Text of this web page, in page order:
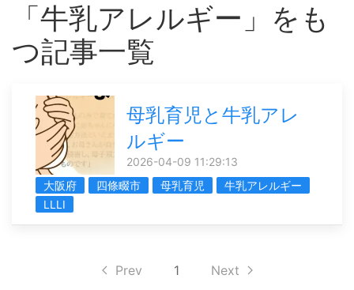
「牛乳アレルギー」をも
つ記事一覧
母乳育児と牛乳アレ
ルギー
2026-04-09 11:29:13
大阪府
四條畷市 母乳育児
牛乳アレルギー
LLLI
Prev 1 Next